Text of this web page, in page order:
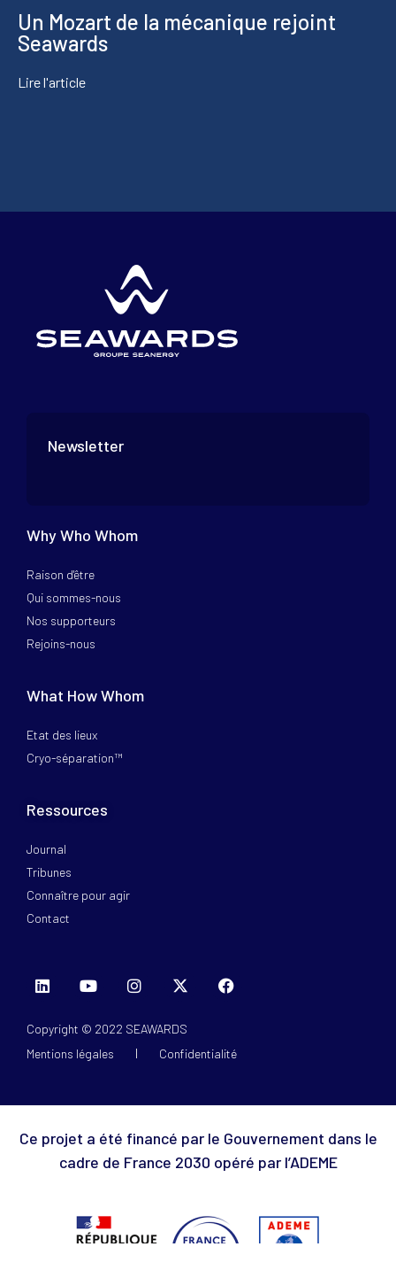
Un Mozart de la mécanique rejoint
Seawards
Lire l'article
Newsletter
Why Who Whom
Raison d'être
Qui sommes-nous
Nos supporteurs
Rejoins-nous
What How Whom
Etat des lieux
Cryo-séparation™
Ressources
Journal
Tribunes
Connaître pour agir
Contact
Copyright © 2022 SEAWARDS
Mentions légales
Confidentialité
Ce projet a été financé par le Gouvernement dans le
cadre de France 2030 opéré par l’ADEME